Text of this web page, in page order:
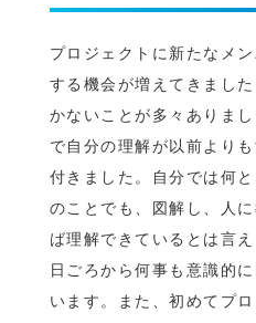
プロジェクトに新たなメ
する機会が増えてきまし
かないことが多々ありま
で自分の理解が以前より
付きました。自分では何
のことでも、図解し、人
ば理解できているとは言
日ごろから何事も意識的
います。また、初めてプ